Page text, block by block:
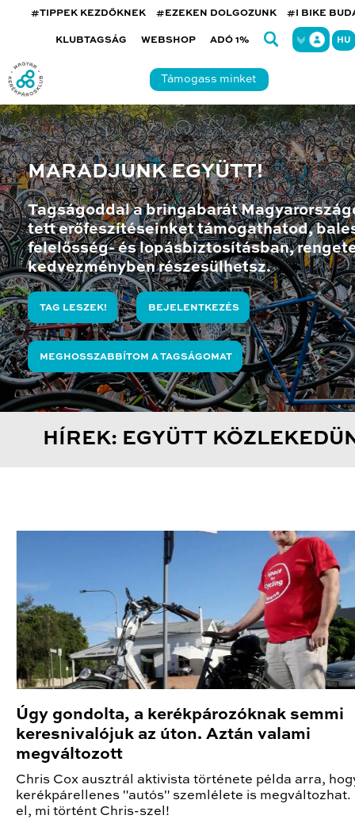
#TIPPEK KEZDŐKNEK #EZEKEN DOLGOZUNK #I BIKE
KLUBTAGSÁG WEBSHOP ADÓ 1% HU
Támogass minket
MARADJUNK EGYÜTT!
Tagságoddal a bringabarát
tett erőfeszítéseinket támogathatod,
felelősség- és lopásbiztosításban,
kedvezményben részesülhetsz.
TAG LESZEK! BEJELENTKEZÉS
MEGHOSSZABBÍTOM A TAGSÁGOMAT
HÍREK: EGYÜTT
Úgy gondolta, a kerékpározóknak semmi
keresnivalójuk az úton. Aztán valami
megváltozott
Chris Cox ausztrál aktivista története példa arra,
kerékpárellenes "autós" szemlélete is megváltozhat.
el, mi történt Chris-szel!